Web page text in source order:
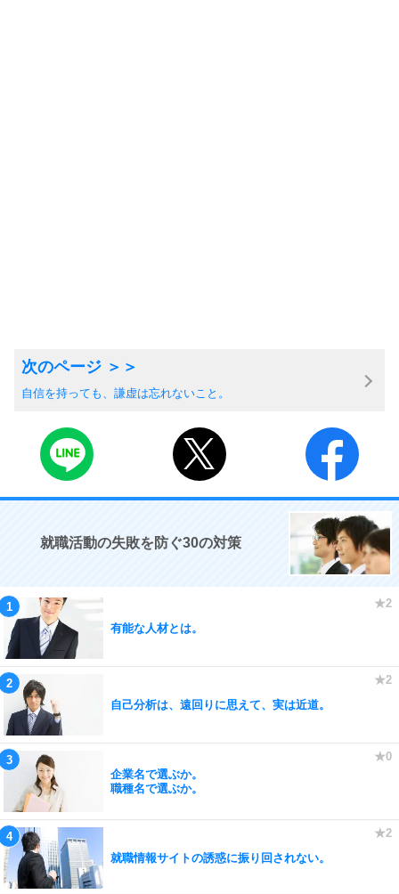
自信を持っても、謙虚は忘れないこと。
就職活動の失敗を防ぐ30の対策
有能な人材とは。
自己分析は、遠回りに思えて、実は近道。
企業名で選ぶか。
職種名で選ぶか。
就職情報サイトの誘惑に振り回されない。